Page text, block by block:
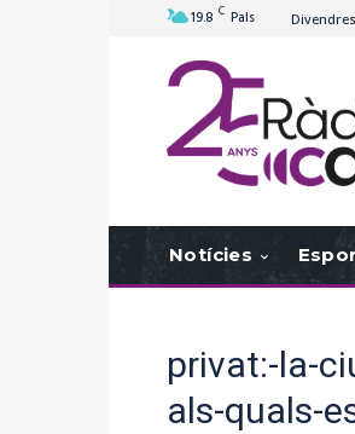
19.8 C Pals
Notícies
privat:-la-
als-quals-